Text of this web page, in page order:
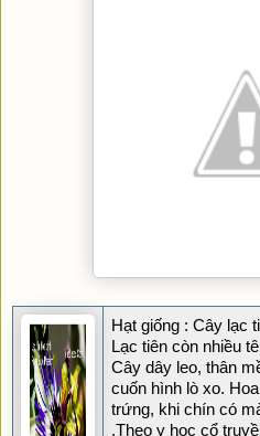
Hạt giống : Cây lạc
Lạc tiên còn nhiều
Cây dây leo, thân
cuốn hình lò xo.
trứng, khi chín có
.Theo y học cổ